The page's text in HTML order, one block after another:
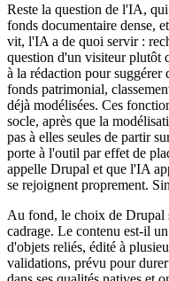
Reste la question de l'IA,
fonds documentaire dense,
vit, l'IA a de quoi servir :
question d'un visiteur plutôt
à la rédaction pour suggérer
fonds patrimonial,
déjà modélisées. Ces
socle, après que la
pas à elles seules de partir
porte à l'outil par effet de
appelle Drupal et que l'IA
se rejoignent proprement.
Au fond, le choix de Drupal
cadrage. Le contenu est-il
d'objets reliés, édité à
validations, prévu pour